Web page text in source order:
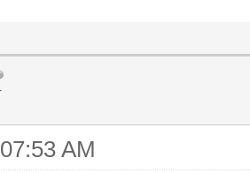
AM